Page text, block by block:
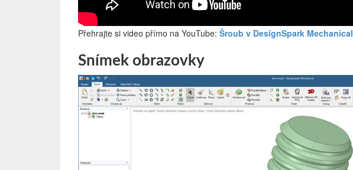
Přehrajte si video přímo na YouTube: Šroub v DesignSpark Mechanical
Snímek obrazovky